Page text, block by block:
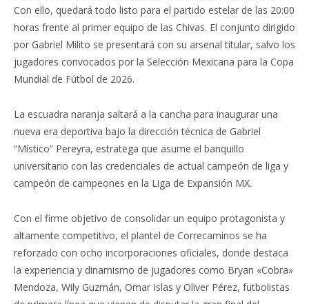
Con ello, quedará todo listo para el partido estelar de las 20:00
horas frente al primer equipo de las Chivas. El conjunto dirigido
por Gabriel Milito se presentará con su arsenal titular, salvo los
jugadores convocados por la Selección Mexicana para la Copa
Mundial de Fútbol de 2026.
La escuadra naranja saltará a la cancha para inaugurar una
nueva era deportiva bajo la dirección técnica de Gabriel
“Místico” Pereyra, estratega que asume el banquillo
universitario con las credenciales de actual campeón de liga y
campeón de campeones en la Liga de Expansión MX.
Con el firme objetivo de consolidar un equipo protagonista y
altamente competitivo, el plantel de Correcaminos se ha
reforzado con ocho incorporaciones oficiales, donde destaca
la experiencia y dinamismo de jugadores como Bryan «Cobra»
Mendoza, Wily Guzmán, Omar Islas y Oliver Pérez, futbolistas